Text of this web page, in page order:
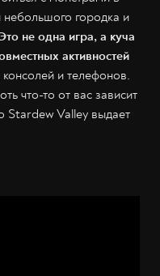
городка и
не одна игра, а куча
активностей
консолей и телефонов.
что-то от вас зависит
Stardew Valley выдает